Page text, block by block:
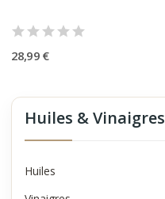
Huiles & Vinaigres
Huiles
28,99 €